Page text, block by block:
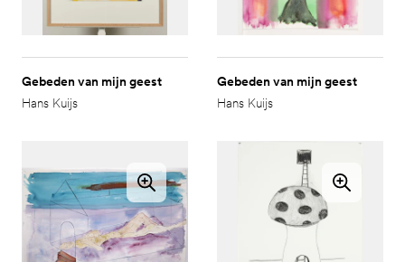
Gebeden van mijn geest
Hans Kuijs
Gebeden van mijn geest
Hans Kuijs